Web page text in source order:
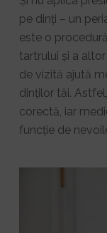
pe dinți – un
este o
tartrului și a
de vizită ajută
dinților tăi.
corectă, iar
funcție de